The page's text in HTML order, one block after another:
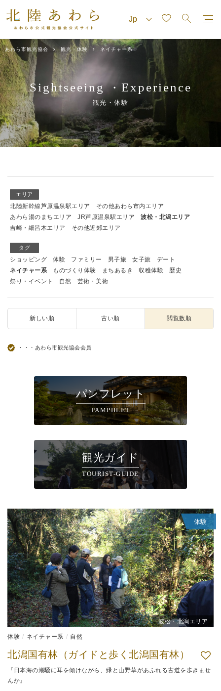
あわら市観光協会 観光・体験 ネイチャー系
Sightseeing・ Experience
観光・体験
エリア
北陸新幹線芦原温泉駅エリア
その他あわら市内エリア
あわら湯のまちエリア
JR芦原温泉駅エリア
波松・北潟エリア
吉崎・細呂木エリア
その他近郊エリア
タグ
ショッピング 体験 ファミリー 男子旅 女子旅
デート
ネイチャー系
ものづくり体験 まちあるき 収穫体験
歴史
祭り・イベント
自然 芸術・美術
新しい順 古い順 閲覧数順
・・・あわら市観光協会会員
パンフレット
PAMPHLET
観光ガイド
TOURIST-GUIDE
体験
波松・北潟エリア
体験 ネイチャー系 自然
北潟国有林（ガイドと歩く北潟国有林）
『日本海の潮騒に耳を傾けながら、緑と山野草があふれる古道を歩きませ
んか』